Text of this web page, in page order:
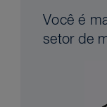
Você é
setor de